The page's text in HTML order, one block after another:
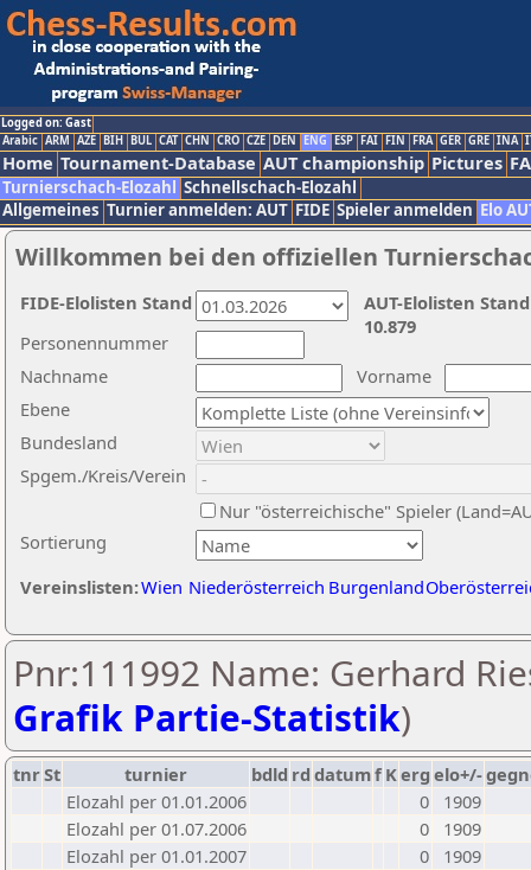
Logged on: Gast
Arabic ARM AZE BIH BUL CAT CHN CRO CZE DEN ENG ESP FAI FIN FRA GER GRE INA
Home Tournament-Database AUT championship Pictures
Turnierschach-Elozahl Schnellschach-Elozahl
Allgemeines Turnier anmelden: AUT FIDE Spieler anmelden Elo
Willkommen bei den offiziellen
Nachname
Vorname
Ebene
Sortierung
Personennummer
Bundesland
Spgem./Kreis/Verein
Nur "österreichische" Spieler
Vereinslisten:Wien Niederösterreich Burgenland
AUT-Elolisten
10.879
FIDE-Elolisten Stand
Pnr:111992 Name: Gerhard
Grafik Partie-Statistik)
tnrSt turnier bdld rd datumf Kerg elo+/-
Elozahl per 01.01.2006
0
1909
Elozahl per 01.07.2006
0
1909
Elozahl per 01.01.2007
0
1909